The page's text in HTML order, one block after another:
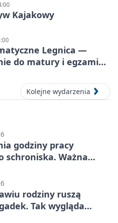
Kajakowy
Legnica —
do matury i egzaminu
Kolejne wydarzenia
godziny pracy
schroniska. Ważna
rodziny ruszą
Tak wygląda